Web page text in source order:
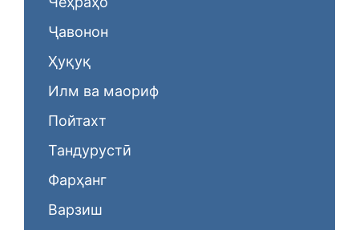
Ҷавонон
Ҳуқуқ
Илм ва маориф
Пойтахт
Тандурустӣ
Фарҳанг
Варзиш